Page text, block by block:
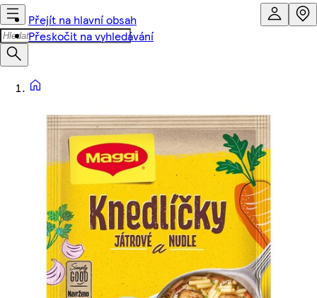
Přejít na hlavní obsah
Přeskočit na vyhledávání